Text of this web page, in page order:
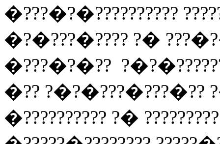
�???�?�??????????
�?�???�???? ?�
�???�?�??
�?? ?�?�???�???�??
�?????????? ?�